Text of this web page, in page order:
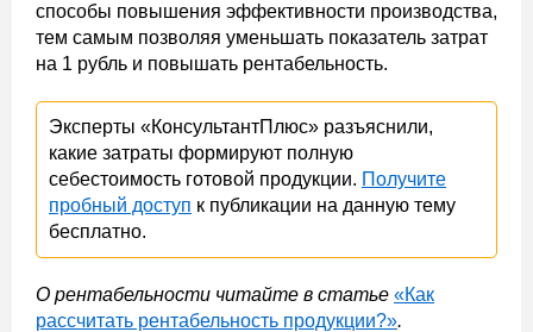
способы повышения эффективности производства,
тем самым позволяя уменьшать показатель затрат
на 1 рубль и повышать рентабельность.
Эксперты «КонсультантПлюс» разъяснили,
какие затраты формируют полную
себестоимость готовой продукции. Получите
пробный доступ к публикации на данную тему
бесплатно.
О рентабельности читайте в статье «Как
рассчитать рентабельность продукции?».